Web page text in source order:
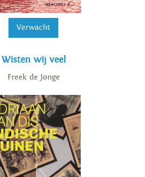
Verwacht
Wisten wij veel
Freek de Jonge